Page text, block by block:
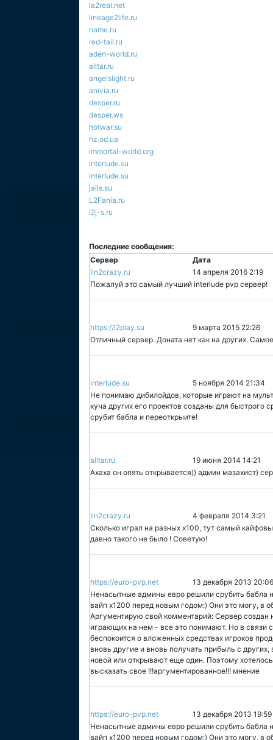
la2real.net
lineage2life.ru
name.ru
red-tail.ru
aden-world.ru
alltar.ru
angelslight.ru
anivia.ru
desper.ru
desper.ws
hotwar.su
hz.od.ua
immortal-world.org
Interlude.su
interlude.su
jails.su
L2Fania.ru
l2j-s.ru
Последние сообщения:
Сервер
Дата
lin2crazy.ru
14 апреля 2016 2:19
Пожалуй это самый лучший interlude pvp сервер!
https://l2play.su
9 марта 2015 22:26
Отличный сервер. Доната нет как на других.
interlude.su
5 ноября 2014 21:34
Не понимаю дибилойдов, которые играют на
куча других его проектов созданы для быстрого
срубит бабла и переоткрыите!
alltar.ru
19 июня 2014 14:21
Ахаха он опять открывается)) админ мазахист)
lin2crazy.ru
4 февраля 2014 3:21
Сколько играл на разных х100, тут самый
давно такого не было ! Советую!
https://euro-pvp.net
13 декабря 2013 20:06
Ненасытные админы евро решили срубить бабла
вайп х1200 перед новым годом:) Они это могу, в
Аргументирую свой комментарий: Сервер создан
играющих на нем - все это понимают. Но в связи
беспокоится о вложенных средствах игроков
вновь другие и вновь получать прибыль с
новой или открывают еще один. Поэтому
высказать свое !!!аргументированное!!! мнение
https://euro-pvp.net
13 декабря 2013 19:59
Ненасытные админы евро решили срубить бабла
вайп х1200 перед новым годом:) Они это могу, в